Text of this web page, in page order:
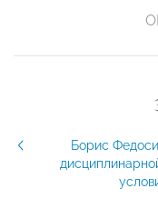
Борис